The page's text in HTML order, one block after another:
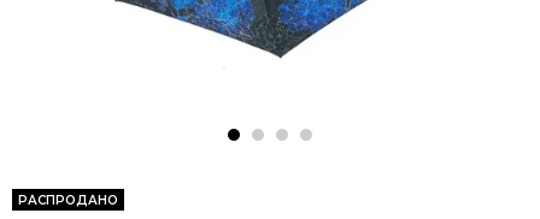
РАСПРОДАНО